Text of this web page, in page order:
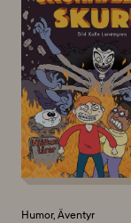
Humor, Äventyr